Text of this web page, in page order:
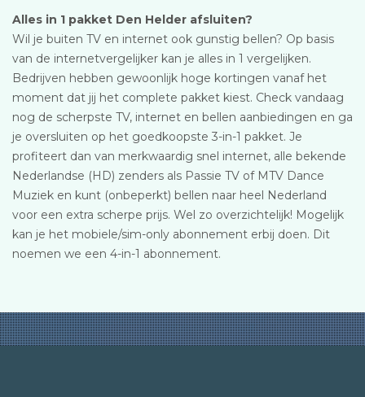
Alles in 1 pakket Den Helder afsluiten?
Wil je buiten TV en internet ook gunstig bellen? Op basis
van de internetvergelijker kan je alles in 1 vergelijken.
Bedrijven hebben gewoonlijk hoge kortingen vanaf het
moment dat jij het complete pakket kiest. Check vandaag
nog de scherpste TV, internet en bellen aanbiedingen en ga
je oversluiten op het goedkoopste 3-in-1 pakket. Je
profiteert dan van merkwaardig snel internet, alle bekende
Nederlandse (HD) zenders als Passie TV of MTV Dance
Muziek en kunt (onbeperkt) bellen naar heel Nederland
voor een extra scherpe prijs. Wel zo overzichtelijk! Mogelijk
kan je het mobiele/sim-only abonnement erbij doen. Dit
noemen we een 4-in-1 abonnement.